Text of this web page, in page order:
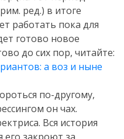
ред.) в итоге
работать пока для
готово новое
до сих пор, читайте:
а воз и ныне
по-другому,
он чах.
Вся история